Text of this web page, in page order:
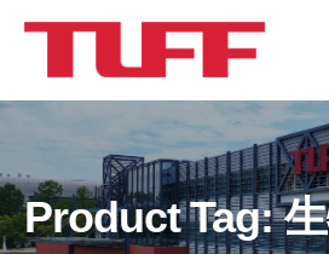
Product Tag: